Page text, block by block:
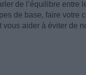
de l’équilibre entre
de base, faire votre
aider à éviter de